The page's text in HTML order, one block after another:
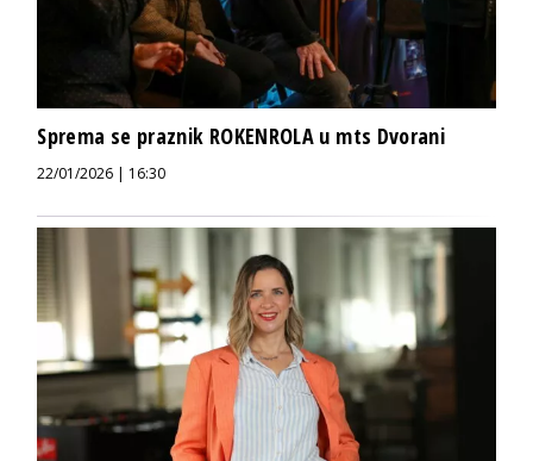
Sprema se praznik ROKENROLA u mts Dvorani
22/01/2026 | 16:30